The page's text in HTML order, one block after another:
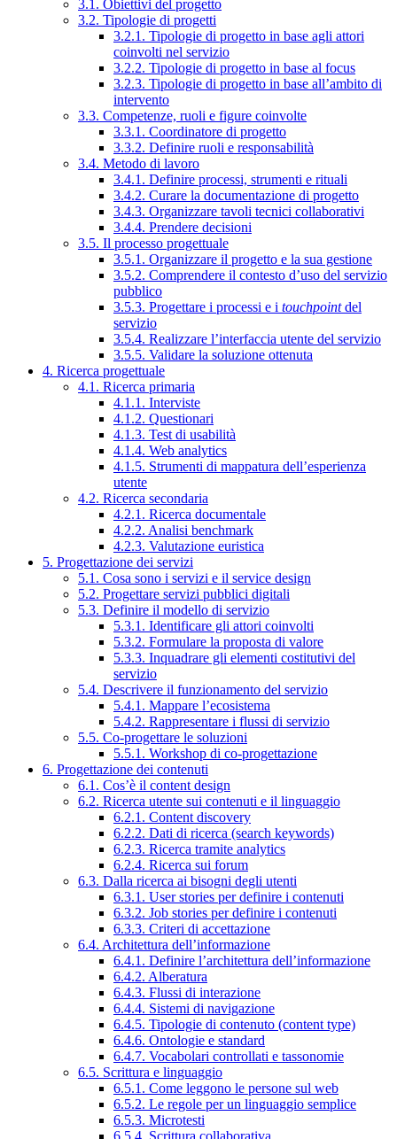
3.1. Obiettivi del progetto
3.2. Tipologie di progetti
3.2.1. Tipologie di progetto in base agli attori
coinvolti nel servizio
3.2.2. Tipologie di progetto in base al focus
3.2.3. Tipologie di progetto in base all’ambito di
intervento
3.3. Competenze, ruoli e figure coinvolte
3.3.1. Coordinatore di progetto
3.3.2. Definire ruoli e responsabilità
3.4. Metodo di lavoro
3.4.1. Definire processi, strumenti e rituali
3.4.2. Curare la documentazione di progetto
3.4.3. Organizzare tavoli tecnici collaborativi
3.4.4. Prendere decisioni
3.5. Il processo progettuale
3.5.1. Organizzare il progetto e la sua gestione
3.5.2. Comprendere il contesto d’uso del servizio
pubblico
3.5.3. Progettare i processi e i touchpointdel
servizio
3.5.4. Realizzare l’interfaccia utente del servizio
3.5.5. Validare la soluzione ottenuta
4. Ricerca progettuale
4.1. Ricerca primaria
4.1.1. Interviste
4.1.2. Questionari
4.1.3. Test di usabilità
4.1.4. Web analytics
4.1.5. Strumenti di mappatura dell’esperienza
utente
4.2. Ricerca secondaria
4.2.1. Ricerca documentale
4.2.2. Analisi benchmark
4.2.3. Valutazione euristica
5. Progettazione dei servizi
5.1. Cosa sono i servizi e il service design
5.2. Progettare servizi pubblici digitali
5.3. Definire il modello di servizio
5.3.1. Identificare gli attori coinvolti
5.3.2. Formulare la proposta di valore
5.3.3. Inquadrare gli elementi costitutivi del
servizio
5.4. Descrivere il funzionamento del servizio
5.4.1. Mappare l’ecosistema
5.4.2. Rappresentare i flussi di servizio
5.5. Co-progettare le soluzioni
5.5.1. Workshop di co-progettazione
6. Progettazione dei contenuti
6.1. Cos’è il content design
6.2. Ricerca utente sui contenuti e il linguaggio
6.2.1. Content discovery
6.2.2. Dati di ricerca (search keywords)
6.2.3. Ricerca tramite analytics
6.2.4. Ricerca sui forum
6.3. Dalla ricerca ai bisogni degli utenti
6.3.1. User stories per definire i contenuti
6.3.2. Job stories per definire i contenuti
6.3.3. Criteri di accettazione
6.4. Architettura dell’informazione
6.4.1. Definire l’architettura dell’informazione
6.4.2. Alberatura
6.4.3. Flussi di interazione
6.4.4. Sistemi di navigazione
6.4.5. Tipologie di contenuto (content type)
6.4.6. Ontologie e standard
6.4.7. Vocabolari controllati e tassonomie
6.5. Scrittura e linguaggio
6.5.1. Come leggono le persone sul web
6.5.2. Le regole per un linguaggio semplice
6.5.3. Microtesti
6.5.4. Scrittura collaborativa